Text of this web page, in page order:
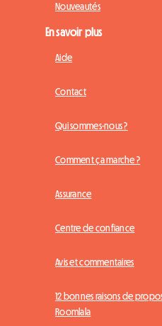
Nouveautés
En savoir plus
Aide
Contact
Qui sommes-nous ?
Comment ça marche ?
Assurance
Centre de confiance
Avis et commentaires
12 bonnes raisons de
Roomlala